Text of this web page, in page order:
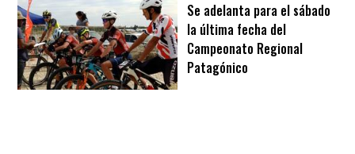
Se adelanta para el sábado
la última fecha del
Campeonato Regional
Patagónico